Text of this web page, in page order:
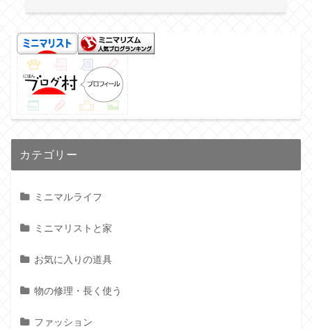
カテゴリー
ミニマルライフ
ミニマリストと家
お気に入りの道具
物の修理・長く使う
ファッション